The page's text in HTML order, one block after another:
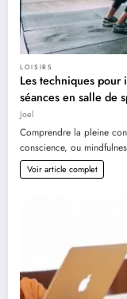
LOISIRS
Les techniques
séances en salle de
Joel
Comprendre la pleine
conscience, ou
Voir article complet